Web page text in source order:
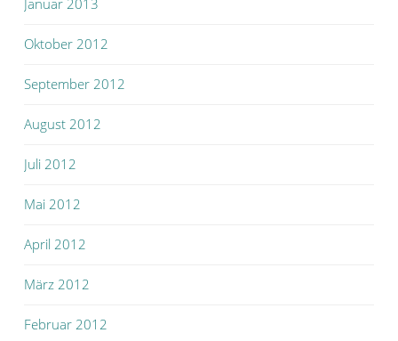
Januar 2013
Oktober 2012
September 2012
August 2012
Juli 2012
Mai 2012
April 2012
März 2012
Februar 2012